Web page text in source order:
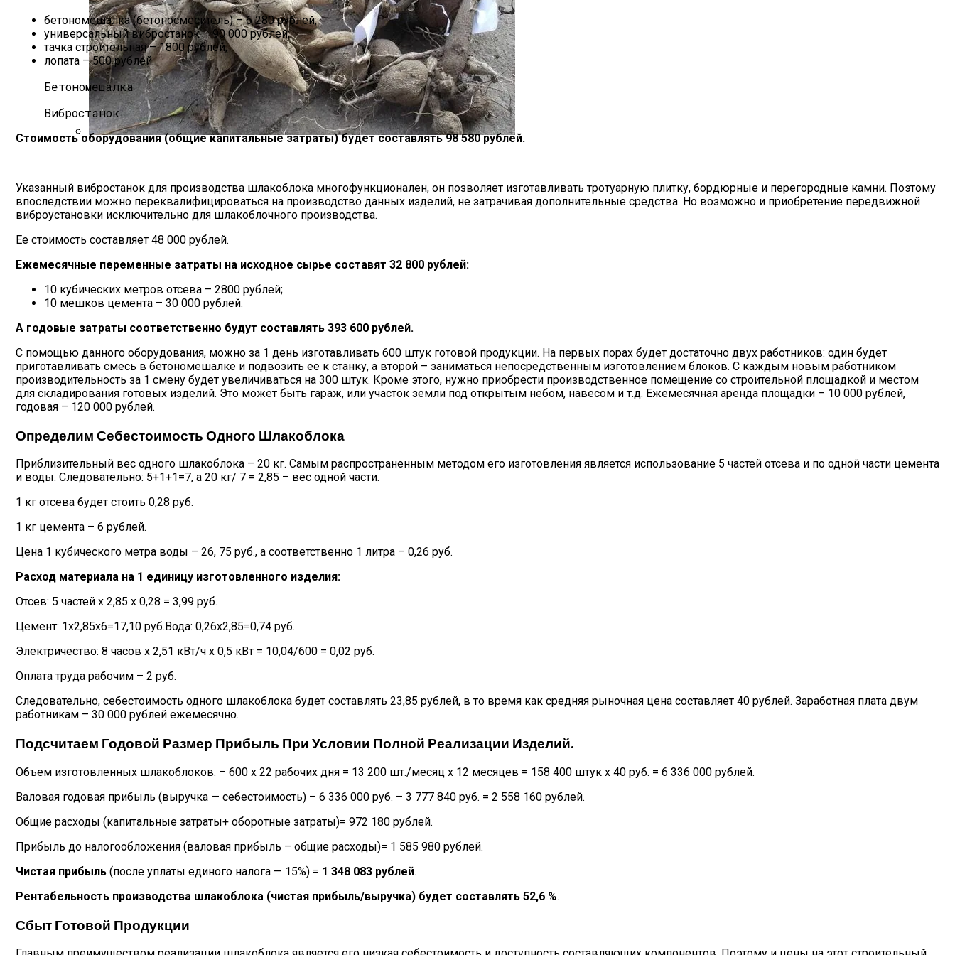
бетономешалка (бетоносмеситель) – 6 280 рублей;
универсальный вибростанок – 90 000 рублей;
тачка строительная – 1800 рублей;
лопата – 500 рублей.
Бетономешалка
Вибростанок
Стоимость оборудования (общие капитальные затраты) будет составлять 98 580 рублей.
Указанный вибростанок для производства шлакоблока многофункционален, он позволяет изготавливать тротуарную плитку, бордюрные и перегородные камни. Поэтому
впоследствии можно переквалифицироваться на производство данных изделий, не затрачивая дополнительные средства. Но возможно и приобретение передвижной
виброустановки исключительно для шлакоблочного производства.
Ее стоимость составляет 48 000 рублей.
Ежемесячные переменные затраты на исходное сырье составят 32 800 рублей:
10 кубических метров отсева – 2800 рублей;
10 мешков цемента – 30 000 рублей.
А годовые затраты соответственно будут составлять 393 600 рублей.
С помощью данного оборудования, можно за 1 день изготавливать 600 штук готовой продукции. На первых порах будет достаточно двух работников: один будет
приготавливать смесь в бетономешалке и подвозить ее к станку, а второй – заниматься непосредственным изготовлением блоков. С каждым новым работником
производительность за 1 смену будет увеличиваться на 300 штук. Кроме этого, нужно приобрести производственное помещение со строительной площадкой и местом
для складирования готовых изделий. Это может быть гараж, или участок земли под открытым небом, навесом и т.д. Ежемесячная аренда площадки – 10 000 рублей,
годовая – 120 000 рублей.
Определим Себестоимость Одного Шлакоблока
Приблизительный вес одного шлакоблока – 20 кг. Самым распространенным методом его изготовления является использование 5 частей отсева и по одной части цемента
и воды. Следовательно: 5+1+1=7, а 20 кг/ 7 = 2,85 – вес одной части.
1 кг отсева будет стоить 0,28 руб.
1 кг цемента – 6 рублей.
Цена 1 кубического метра воды – 26, 75 руб., а соответственно 1 литра – 0,26 руб.
Расход материала на 1 единицу изготовленного изделия:
Отсев: 5 частей х 2,85 х 0,28 = 3,99 руб.
Цемент: 1х2,85х6=17,10 руб.Вода: 0,26х2,85=0,74 руб.
Электричество: 8 часов х 2,51 кВт/ч х 0,5 кВт = 10,04/600 = 0,02 руб.
Оплата труда рабочим – 2 руб.
Следовательно, себестоимость одного шлакоблока будет составлять 23,85 рублей, в то время как средняя рыночная цена составляет 40 рублей. Заработная плата двум
работникам – 30 000 рублей ежемесячно.
Подсчитаем Годовой Размер Прибыль При Условии Полной Реализации Изделий.
Объем изготовленных шлакоблоков: – 600 х 22 рабочих дня = 13 200 шт./месяц х 12 месяцев = 158 400 штук х 40 руб. = 6 336 000 рублей.
Валовая годовая прибыль (выручка — себестоимость) – 6 336 000 руб. – 3 777 840 руб. = 2 558 160 рублей.
Общие расходы (капитальные затраты+ оборотные затраты)= 972 180 рублей.
Прибыль до налогообложения (валовая прибыль – общие расходы)= 1 585 980 рублей.
Чистая прибыль (после уплаты единого налога — 15%) = 1 348 083 рублей.
Рентабельность производства шлакоблока (чистая прибыль/выручка) будет составлять 52,6 %.
Сбыт Готовой Продукции